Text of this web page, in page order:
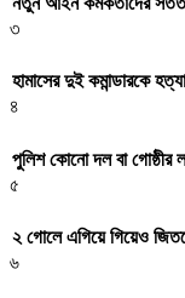
৩
হামাসের দুই কমান্ডারকে
৪
পুলিশ কোনো দল বা গোষ্ঠীর
৫
২ গোলে এগিয়ে গিয়েও
৬